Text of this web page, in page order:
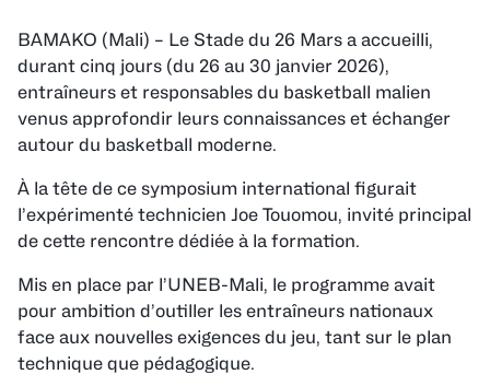
BAMAKO (Mali) – Le Stade du 26 Mars a accueilli,
durant cinq jours (du 26 au 30 janvier 2026),
entraîneurs et responsables du basketball malien
venus approfondir leurs connaissances et échanger
autour du basketball moderne.
À la tête de ce symposium international figurait
l’expérimenté technicien Joe Touomou, invité principal
de cette rencontre dédiée à la formation.
Mis en place par l’UNEB-Mali, le programme avait
pour ambition d’outiller les entraîneurs nationaux
face aux nouvelles exigences du jeu, tant sur le plan
technique que pédagogique.